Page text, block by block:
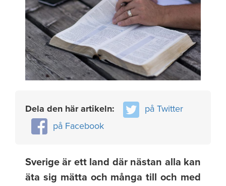
Dela den här artikeln:
på Twitter
på Facebook
Sverige är ett land där nästan alla kan
äta sig mätta och många till och med